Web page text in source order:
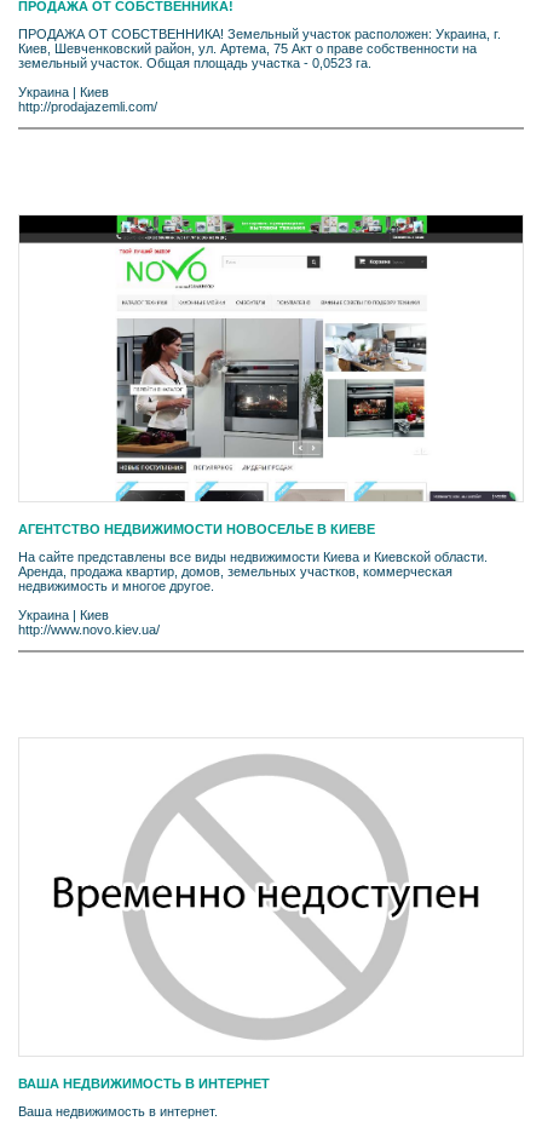
ПРОДАЖА ОТ СОБСТВЕННИКА!
ПРОДАЖА ОТ СОБСТВЕННИКА! Земельный участок расположен: Украина, г.
Киев, Шевченковский район, ул. Артема, 75 Акт о праве собственности на
земельный участок. Общая площадь участка - 0,0523 га.
Украина | Киев
http://prodajazemli.com/
АГЕНТСТВО НЕДВИЖИМОСТИ НОВОСЕЛЬЕ В КИЕВЕ
На сайте представлены все виды недвижимости Киева и Киевской области.
Аренда, продажа квартир, домов, земельных участков, коммерческая
недвижимость и многое другое.
Украина | Киев
http://www.novo.kiev.ua/
ВАША НЕДВИЖИМОСТЬ В ИНТЕРНЕТ
Ваша недвижимость в интернет.